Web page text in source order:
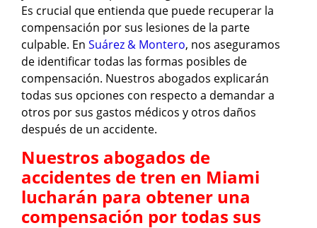
Es crucial que entienda que puede recuperar la
compensación por sus lesiones de la parte
culpable. En Suárez & Montero, nos aseguramos
de identificar todas las formas posibles de
compensación. Nuestros abogados explicarán
todas sus opciones con respecto a demandar a
otros por sus gastos médicos y otros daños
después de un accidente.
Nuestros abogados de
accidentes de tren en Miami
lucharán para obtener una
compensación por todas sus